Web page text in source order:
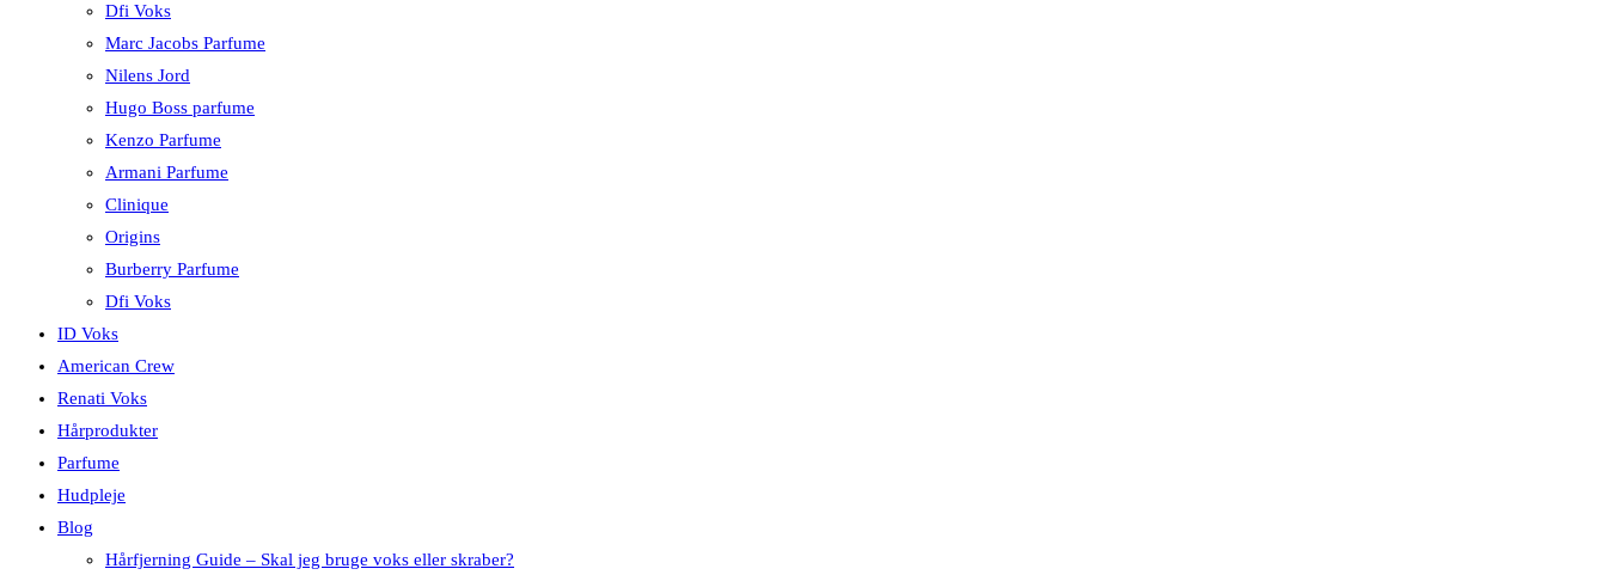
Dfi Voks
Marc Jacobs Parfume
Nilens Jord
Hugo Boss parfume
Kenzo Parfume
Armani Parfume
Clinique
Origins
Burberry Parfume
Dfi Voks
ID Voks
American Crew
Renati Voks
Hårprodukter
Parfume
Hudpleje
Blog
Hårfjerning Guide – Skal jeg bruge voks eller skraber?